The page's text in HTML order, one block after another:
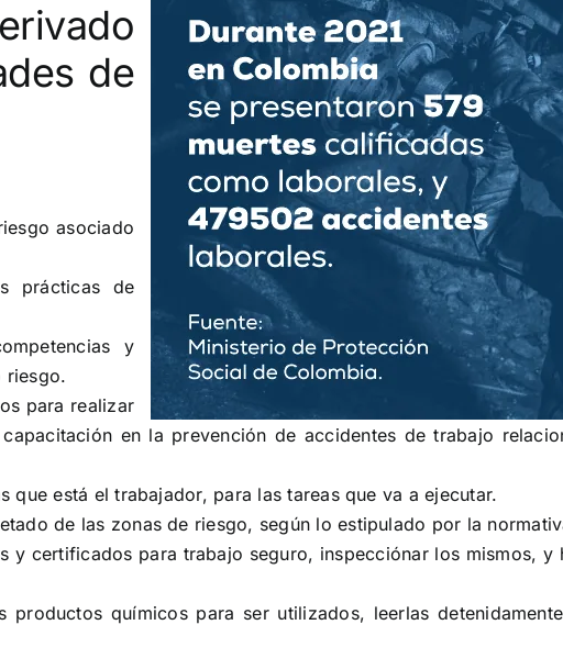
de
asociado
prácticas de
y
riesgo.
para realizar
en la prevención de accidentes de trabajo
está el trabajador, para las tareas que va a ejecutar.
de las zonas de riesgo, según lo estipulado por la
y certificados para trabajo seguro, inspecciónar los mismos, y
productos químicos para ser utilizados, leerlas